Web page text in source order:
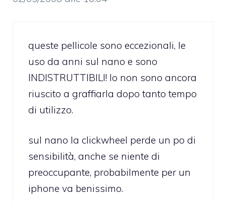
queste pellicole sono eccezionali, le
uso da anni sul nano e sono
INDISTRUTTIBILI! Io non sono ancora
riuscito a graffiarla dopo tanto tempo
di utilizzo.
sul nano la clickwheel perde un po di
sensibilità, anche se niente di
preoccupante, probabilmente per un
iphone va benissimo.